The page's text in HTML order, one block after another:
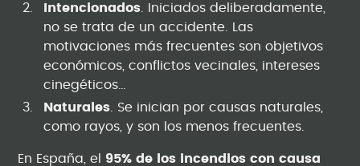
Intencionados . Iniciados deliberadamente,
no se trata de un accidente. Las
motivaciones más frecuentes son objetivos
económicos, conflictos vecinales, intereses
cinegéticos…
Naturales . Se inician por causas naturales,
como rayos, y son los menos frecuentes.
En España, el 95% de los incendios con causa